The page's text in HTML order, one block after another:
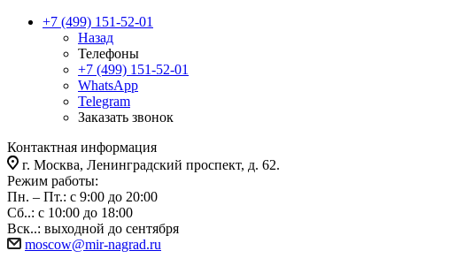
+7 (499) 151-52-01
Назад
Телефоны
+7 (499) 151-52-01
WhatsApp
Telegram
Заказать звонок
Контактная информация
г. Москва, Ленинградский проспект, д. 62.
Режим работы:
Пн. – Пт.: с 9:00 до 20:00
Сб..: с 10:00 до 18:00
Вск..: выходной до сентября
moscow@mir-nagrad.ru